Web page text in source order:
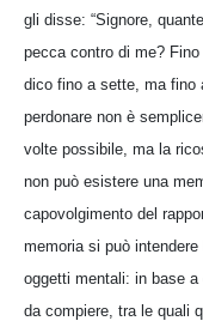
gli disse: “Signore,
pecca contro di me?
dico fino a sette, ma fino
perdonare non è
volte possibile, ma la
non può esistere una
capovolgimento del
memoria si può
oggetti mentali: in base
da compiere, tra le quali